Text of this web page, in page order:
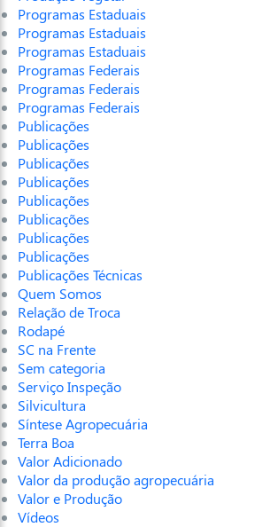
Programas Estaduais
Programas Estaduais
Programas Estaduais
Programas Federais
Programas Federais
Programas Federais
Publicações
Publicações
Publicações
Publicações
Publicações
Publicações
Publicações
Publicações
Publicações Técnicas
Quem Somos
Relação de Troca
Rodapé
SC na Frente
Sem categoria
Serviço Inspeção
Silvicultura
Síntese Agropecuária
Terra Boa
Valor Adicionado
Valor da produção agropecuária
Valor e Produção
Vídeos